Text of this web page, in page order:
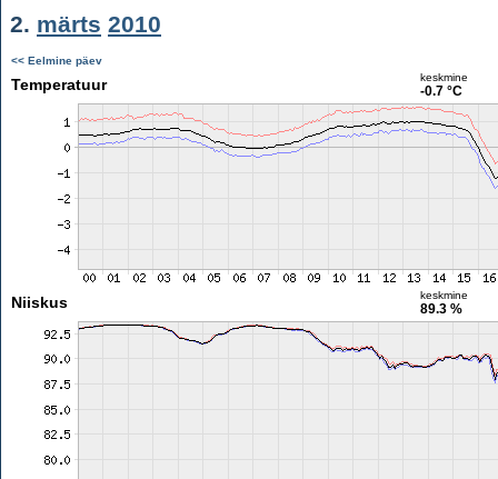
2. märts 2010
<< Eelmine päev
Temperatuur keskmine
-0.7 °C
Niiskus keskmine
89.3 %